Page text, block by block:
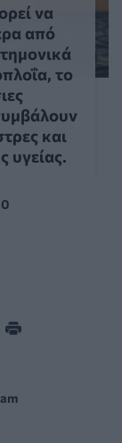
να
από
το
και
υγείας.